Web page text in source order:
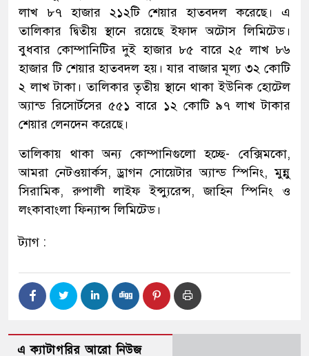
লাখ ৮৭ হাজার ২১২টি শেয়ার হাতবদল করেছে। এ
তালিকার দ্বিতীয় স্থানে রয়েছে ইফাদ অটোস লিমিটেড।
বুধবার কোম্পানিটির দুই হাজার ৮৫ বারে ২৫ লাখ ৮৬
হাজার টি শেয়ার হাতবদল হয়। যার বাজার মূল্য ৩২ কোটি
২ লাখ টাকা। তালিকার তৃতীয় স্থানে থাকা ইউনিক হোটেল
অ্যান্ড রিসোর্টসের ৫৫১ বারে ১২ কোটি ৯৭ লাখ টাকার
শেয়ার লেনদেন করেছে।
তালিকায় থাকা অন্য কোম্পানিগুলো হচ্ছে- বেক্সিমকো,
আমরা নেটওয়ার্কস, ড্রাগন সোয়েটার অ্যান্ড স্পিনিং, মুন্নু
সিরামিক, রুপালী লাইফ ইন্স্যুরেন্স, জাহিন স্পিনিং ও
লংকাবাংলা ফিন্যান্স লিমিটেড।
ট্যাগ :
এ ক্যাটাগরির আরো নিউজ